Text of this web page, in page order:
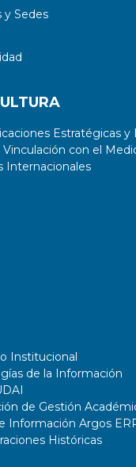
Sedes
Estratégicas y
con el
Internacionales
Institucional
de la Información
de Gestión
Información Argos
Históricas